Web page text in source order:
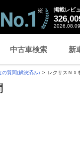
掲載レビ
2026.08.09
中古車検索 新
の質問(解決済み) レクサスＮＸ